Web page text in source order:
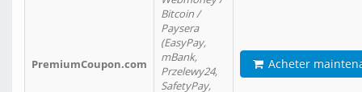
PremiumCoupon.com
Bitcoin /
Paysera
(EasyPay,
mBank,
Przelewy24,
SafetyPay,
Acheter